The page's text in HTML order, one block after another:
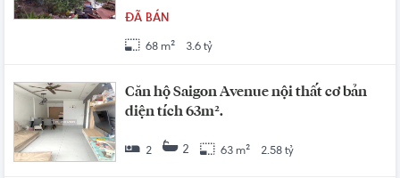
ĐÃ BÁN
68 m² 3.6 tỷ
Căn hộ Saigon Avenue nội thất cơ bản
diện tích 63m².
2 2 63 m² 2.58 tỷ